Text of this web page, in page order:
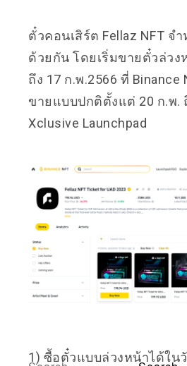
ตั๋วคอนเสิร์ต Fellaz NFT จ
ด้วยกัน โดยเริ่มขายตั๋วล่วง
ถึง 17 ก.พ.2566 ที่ Binance
ขายแบบปกติตั้งแต่ 20 ก.พ.
Xclusive Launchpad
1) ซื้อตั๋วแบบล่วงหน้าได้ใน